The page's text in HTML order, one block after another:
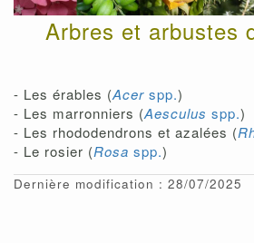
Arbres et arbustes
- Les érables (Acer spp.)
- Les marronniers (Aesculus spp.)
- Les rhododendrons et azalées (
- Le rosier (Rosa spp.)
Dernière modification : 28/07/2025